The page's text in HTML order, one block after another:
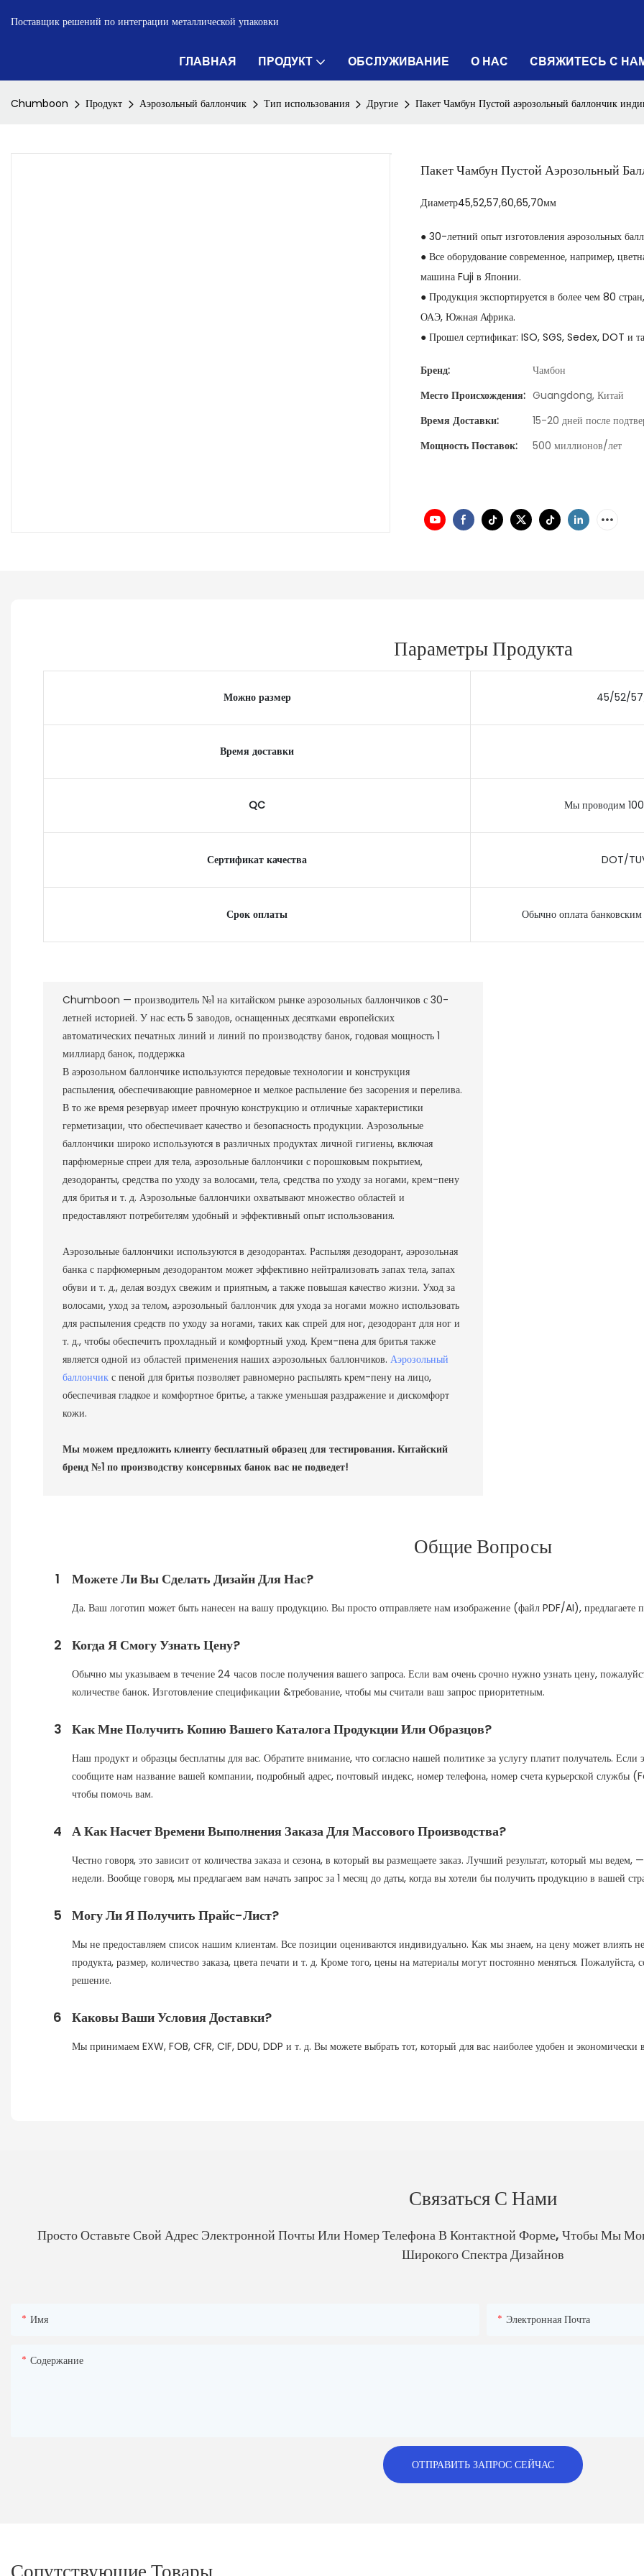
Поставщик решений по интеграции металлической упаковки
ГЛАВНАЯ ПРОДУКТ ОБСЛУЖИВАНИЕ О НАС СВЯЖИТЕСЬ С
Chumboon Продукт Аэрозольный баллончик Тип использования Другие Пакет Чамбун Пустой аэрозольный баллончик
Пакет Чамбун Пустой Аэрозольный
Диаметр45,52,57,60,65,70мм
● 30-летний опыт изготовления аэрозольных
● Все оборудование современное, например,
машина Fuji в Японии.
● Продукция экспортируется в более чем 80
ОАЭ, Южная Африка.
● Прошел сертификат: ISO, SGS, Sedex, DOT и
Бренд:
Чамбон
Место Происхождения: Guangdong, Китай
Время Доставки:
15-20 дней после
Мощность Поставок:
500 миллионов/лет
Параметры Продукта
Можно размер 45/52/
Время доставки
QC Мы проводим
Сертификат качества DOT/
Срок оплаты Обычно оплата
Chumboon — производитель №1 на китайском рынке аэрозольных баллончиков с 30-
летней историей. У нас есть 5 заводов, оснащенных десятками европейских
автоматических печатных линий и линий по производству банок, годовая мощность 1
миллиард банок, поддержка
В аэрозольном баллончике используются передовые технологии и конструкция
распыления, обеспечивающие равномерное и мелкое распыление без засорения и перелива.
В то же время резервуар имеет прочную конструкцию и отличные характеристики
герметизации, что обеспечивает качество и безопасность продукции. Аэрозольные
баллончики широко используются в различных продуктах личной гигиены, включая
парфюмерные спреи для тела, аэрозольные баллончики с порошковым покрытием,
дезодоранты, средства по уходу за волосами, тела, средства по уходу за ногами, крем-пену
для бритья и т. д. Аэрозольные баллончики охватывают множество областей и
предоставляют потребителям удобный и эффективный опыт использования.
Аэрозольные баллончики используются в дезодорантах. Распыляя дезодорант, аэрозольная
банка с парфюмерным дезодорантом может эффективно нейтрализовать запах тела, запах
обуви и т. д., делая воздух свежим и приятным, а также повышая качество жизни. Уход за
волосами, уход за телом, аэрозольный баллончик для ухода за ногами можно использовать
для распыления средств по уходу за ногами, таких как спрей для ног, дезодорант для ног и
т. д., чтобы обеспечить прохладный и комфортный уход. Крем-пена для бритья также
является одной из областей применения наших аэрозольных баллончиков. Аэрозольный
баллончикс пеной для бритья позволяет равномерно распылять крем-пену на лицо,
обеспечивая гладкое и комфортное бритье, а также уменьшая раздражение и дискомфорт
кожи.
Мы можем предложить клиенту бесплатный образец для тестирования. Китайский
бренд №1 по производству консервных банок вас не подведет!
Общие Вопросы
1 Можете Ли Вы Сделать Дизайн Для Нас?
Да. Ваш логотип может быть нанесен на вашу продукцию. Вы просто отправляете нам изображение (файл PDF/AI), предлагаете
2 Когда Я Смогу Узнать Цену?
Обычно мы указываем в течение 24 часов после получения вашего запроса. Если вам очень срочно нужно узнать цену,
количестве банок. Изготовление спецификации &требование, чтобы мы считали ваш запрос приоритетным.
3 Как Мне Получить Копию Вашего Каталога Продукции Или Образцов?
Наш продукт и образцы бесплатны для вас. Обратите внимание, что согласно нашей политике за услугу платит получатель.
сообщите нам название вашей компании, подробный адрес, почтовый индекс, номер телефона, номер счета курьерской службы
чтобы помочь вам.
4 А Как Насчет Времени Выполнения Заказа Для Массового Производства?
Честно говоря, это зависит от количества заказа и сезона, в который вы размещаете заказ. Лучший результат, который мы
недели. Вообще говоря, мы предлагаем вам начать запрос за 1 месяц до даты, когда вы хотели бы получить продукцию в вашей
5 Могу Ли Я Получить Прайс-Лист?
Мы не предоставляем список нашим клиентам. Все позиции оцениваются индивидуально. Как мы знаем, на цену может влиять
продукта, размер, количество заказа, цвета печати и т. д. Кроме того, цены на материалы могут постоянно меняться.
решение.
6 Каковы Ваши Условия Доставки?
Мы принимаем EXW, FOB, CFR, CIF, DDU, DDP и т. д. Вы можете выбрать тот, который для вас наиболее удобен и экономически
Связаться С Нами
Просто Оставьте Свой Адрес Электронной Почты Или Номер Телефона В Контактной Форме, Чтобы Мы
Широкого Спектра Дизайнов
Имя Электронная Почта
Содержание
ОТПРАВИТЬ ЗАПРОС СЕЙЧАС